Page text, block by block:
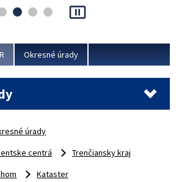
a Ministerstva vnútra SR.
pause_presentation
Okresné úrady
úrady
centrá
Trenčiansky kraj
Kataster